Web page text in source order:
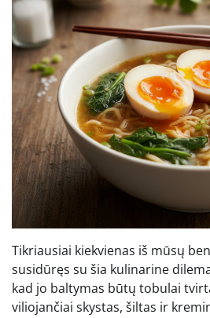
Tikriausiai kiekvienas iš mūsų
susidūręs su šia kulinarine
kad jo baltymas būtų tobulai
viliojančiai skystas, šiltas ir